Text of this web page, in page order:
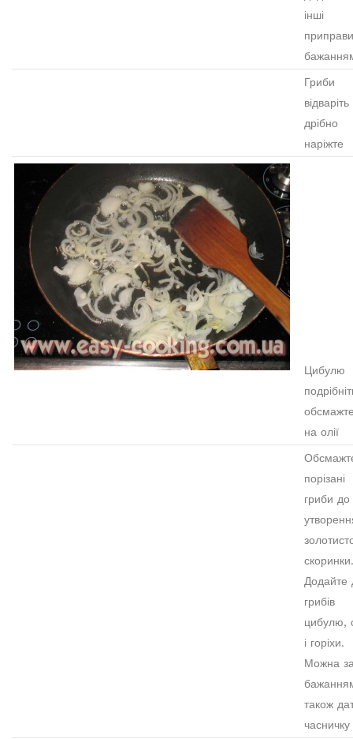
інші
Гриби
відваріть
дрібно
наріжте
Цибулю
на олії
порізані
гриби до
скоринки.
Додайте
грибів
цибулю,
і горіхи.
Можна
також
часничку